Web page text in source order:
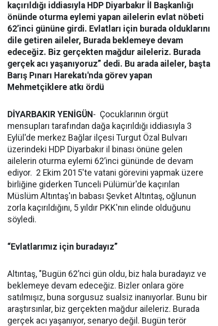
kaçırıldığı iddiasıyla HDP Diyarbakır İl Başkanlığı
önünde oturma eylemi yapan ailelerin evlat nöbeti
62’inci gününe girdi. Evlatları için burada olduklarını
dile getiren aileler, Burada beklemeye devam
edeceğiz. Biz gerçekten mağdur aileleriz. Burada
gerçek acı yaşanıyoruz” dedi. Bu arada aileler, başta
Barış Pınarı Harekatı'nda görev yapan
Mehmetçiklere atkı ördü
DİYARBAKIR YENİGÜN - Çocuklarının örgüt
mensupları tarafından dağa kaçırıldığı iddiasıyla 3
Eylül'de merkez Bağlar ilçesi Turgut Özal Bulvarı
üzerindeki HDP Diyarbakır il binası önüne gelen
ailelerin oturma eylemi 62’inci gününde de devam
ediyor. 2 Ekim 2015'te vatani görevini yapmak üzere
birliğine giderken Tunceli Pülümür'de kaçırılan
Müslüm Altıntaş'ın babası Şevket Altıntaş, oğlunun
zorla kaçırıldığını, 5 yıldır PKK'nın elinde olduğunu
söyledi.
“Evlatlarımız için buradayız”
Altıntaş, "Bugün 62’nci gün oldu, biz hala buradayız ve
beklemeye devam edeceğiz. Bizler onlara göre
satılmışız, buna sorgusuz sualsiz inanıyorlar. Bunu bir
araştırsınlar, biz gerçekten mağdur aileleriz. Burada
gerçek acı yaşanıyor, senaryo değil. Bugün terör